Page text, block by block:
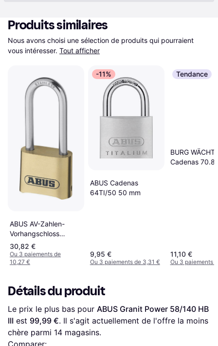
Produits similaires
Nous avons choisi une sélection de produits qui pourraient
vous intéresser. Tout afficher
ABUS AV-Zahlen-
Vorhangschloss
180IB/50HB/SB
30,82 €
Ou 3 paiements de
10,27 €
-11%
ABUS Cadenas
64TI/50 50 mm
9,95 €
Ou 3 paiements de 3,31 €
Tendance
BURG
Cadenas
11,10 €
Ou 3 paiements
Détails du produit
Le prix le plus bas pour ABUS Granit Power 58/140 HB
III est 99,99 €. Il s'agit actuellement de l'offre la moins
chère parmi 14 magasins.
Comparer: